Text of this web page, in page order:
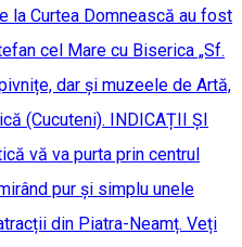
la Curtea Domnească au fost
cel Mare cu Biserica „Sf.
dar și muzeele de Artă,
(Cucuteni). INDICAȚII ȘI
vă va purta prin centrul
pur și simplu unele
din Piatra-Neamț. Veți